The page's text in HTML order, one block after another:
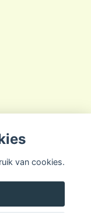
van cookies.